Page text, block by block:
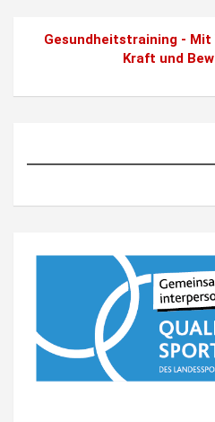
Gesundheitstraining -
Kraft und